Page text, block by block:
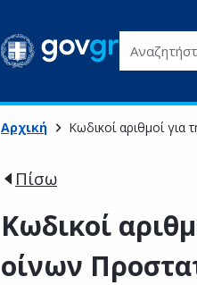
Αρχική Κωδικοί αριθμοί
Πίσω
Κωδικοί
οίνων